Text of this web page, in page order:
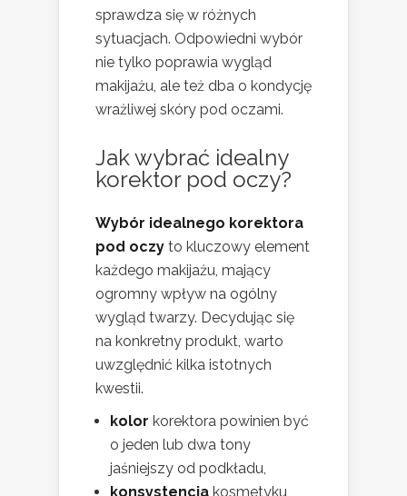
sprawdza się w różnych
sytuacjach. Odpowiedni wybór
nie tylko poprawia wygląd
makijażu, ale też dba o kondycję
wrażliwej skóry pod oczami.
Jak wybrać idealny
korektor pod oczy?
Wybór idealnego korektora
pod oczy to kluczowy element
każdego makijażu, mający
ogromny wpływ na ogólny
wygląd twarzy. Decydując się
na konkretny produkt, warto
uwzględnić kilka istotnych
kwestii.
kolor korektora powinien być
o jeden lub dwa tony
jaśniejszy od podkładu,
konsystencja kosmetyku